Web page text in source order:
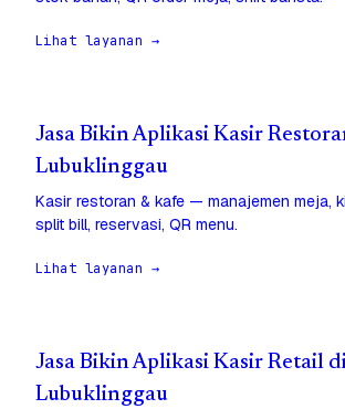
Lihat layanan →
Jasa Bikin Aplikasi Kasir
Lubuklinggau
Kasir restoran & kafe — manajemen meja,
split bill, reservasi, QR menu.
Lihat layanan →
Jasa Bikin Aplikasi Kasir Retail
Lubuklinggau